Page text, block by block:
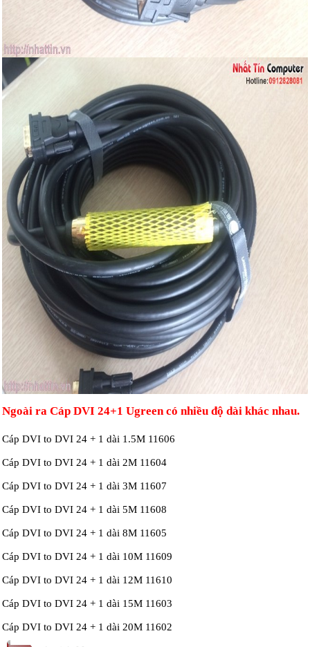
Ngoài ra Cáp DVI 24+1 Ugreen có nhiều độ dài khác nhau.
Cáp DVI to DVI 24 + 1 dài 1.5M 11606
Cáp DVI to DVI 24 + 1 dài 2M 11604
Cáp DVI to DVI 24 + 1 dài 3M 11607
Cáp DVI to DVI 24 + 1 dài 5M 11608
Cáp DVI to DVI 24 + 1 dài 8M 11605
Cáp DVI to DVI 24 + 1 dài 10M 11609
Cáp DVI to DVI 24 + 1 dài 12M 11610
Cáp DVI to DVI 24 + 1 dài 15M 11603
Cáp DVI to DVI 24 + 1 dài 20M 11602